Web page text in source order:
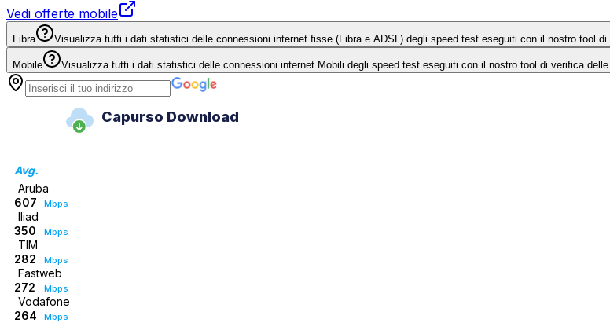
Vedi offerte mobile
Fibra Visualizza tutti i dati statistici delle connessioni internet fisse (Fibra e ADSL) degli speed test eseguiti con il nostro tool
Mobile Visualizza tutti i dati statistici delle connessioni internet Mobili degli speed test eseguiti con il nostro tool di verifica
Capurso Download
Avg.
Aruba
607
Mbps
Iliad
350
Mbps
TIM
282
Mbps
Fastweb
272
Mbps
Vodafone
264
Mbps